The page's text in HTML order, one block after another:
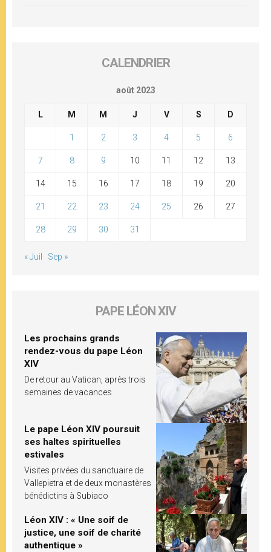
CALENDRIER
août 2023
L M M J V S D
1 2 3 4 5 6
7 8 9 10 11 12 13
14 15 16 17 18 19 20
21 22 23 24 25 26 27
28 29 30 31
« Juil Sep »
PAPE LÉON XIV
Les prochains grands
rendez-vous du pape Léon
XIV
De retour au Vatican, après trois
semaines de vacances
Le pape Léon XIV poursuit
ses haltes spirituelles
estivales
Visites privées du sanctuaire de
Vallepietra et de deux monastères
bénédictins à Subiaco
Léon XIV : « Une soif de
justice, une soif de charité
authentique »